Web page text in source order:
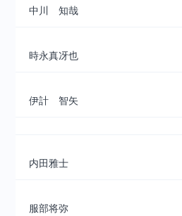
中川 知哉
時永真冴也
伊計 智矢
内田雅士
服部将弥